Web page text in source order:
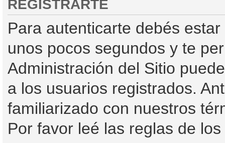
REGISTRARTE
Para autenticarte debés
unos pocos segundos y te
Administración del Sitio
a los usuarios registrados.
familiarizado con nuestros
Por favor leé las reglas de